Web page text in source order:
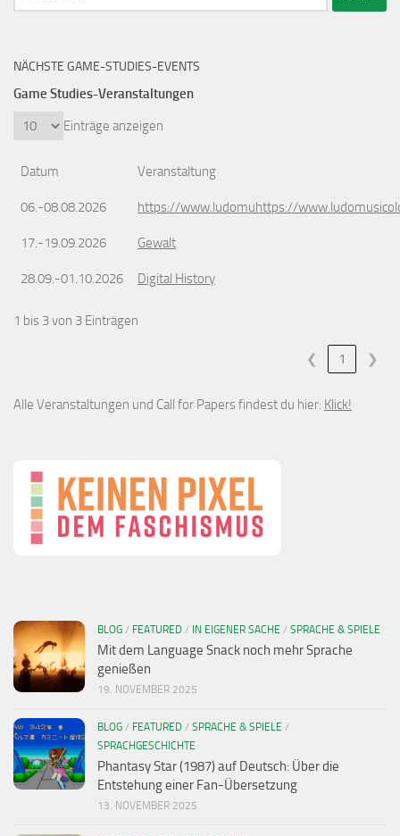
nach:
NÄCHSTE GAME-STUDIES-EVENTS
Game Studies-Veranstaltungen
Einträge anzeigen
Datum Veranstaltung
06.-08.08.2026 https://www.ludomuhttps://
17.-19.09.2026 Gewalt
28.09.-01.10.2026 Digital History
1 bis 3 von 3 Einträgen
❮ 1 ❯
Alle Veranstaltungen und Call for Papers findest du hier: Klick!
BLOG / FEATURED / IN EIGENER SACHE / SPRACHE & SPIELE
Mit dem Language Snack noch mehr Sprache
genießen
19. NOVEMBER 2025
BLOG / FEATURED / SPRACHE & SPIELE /
SPRACHGESCHICHTE
Phantasy Star (1987) auf Deutsch: Über die
Entstehung einer Fan-Übersetzung
13. NOVEMBER 2025